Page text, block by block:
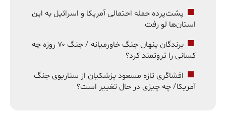
پشت‌پرده حمله احتمالی آمریکا و اسرائیل به این
استان‌ها لو رفت
برندگان پنهان جنگ خاورمیانه / جنگ ۷۰ روزه چه
کسانی را ثروتمند کرد؟
افشاگری تازه مسعود پزشکیان از سناریوی جنگ
آمریکا/ چه چیزی در حال تغییر است؟